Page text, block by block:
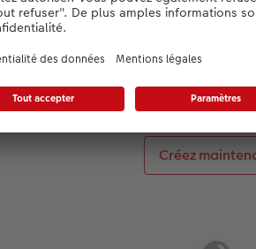
Storytelling à travers l’impact
Créez directement votre
Créez